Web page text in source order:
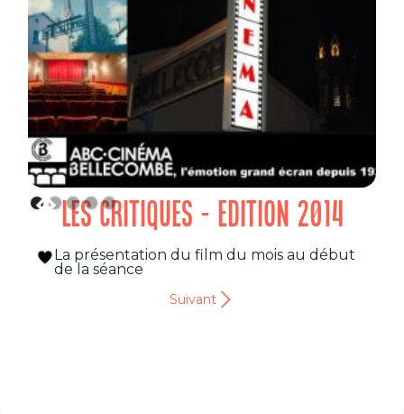
LES CRITIQUES - EDITION 2014
La présentation du film du mois au début
de la séance
Suivant